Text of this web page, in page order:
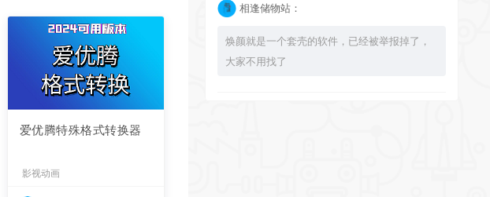
爱优腾特殊格式转换器
影视动画
相逢储物站：
焕颜就是一个套壳的软件，已经被举报掉了，
大家不用找了